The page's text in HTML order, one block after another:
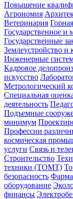
Повышение
Агрономия
Ветеринария
Государственное и
Государственные
Землеустройство и
Инженерные
Кадровое
искусство
Метрологический
Специальная
деятельность
Подъемные
минимум
Профессии
космическая
услуги Связь и
Строительство
техники (ТОМТ)
безопасность
оборудование
финансы